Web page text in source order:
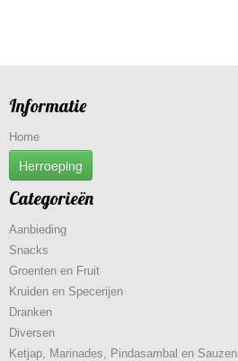
Informatie
Home
Herroeping
Categorieën
Aanbieding
Snacks
Groenten en Fruit
Kruiden en Specerijen
Dranken
Diversen
Ketjap, Marinades, Pindasambal en Sauzen